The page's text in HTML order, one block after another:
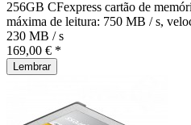
256GB CFexpress cartão de
máxima de leitura: 750 MB / s,
230 MB / s
169,00 € *
Lembrar